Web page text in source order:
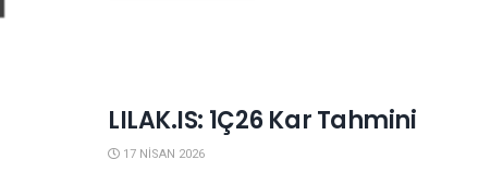
LILAK.IS: 1Ç26 Kar Tahmini
17 NISAN 2026